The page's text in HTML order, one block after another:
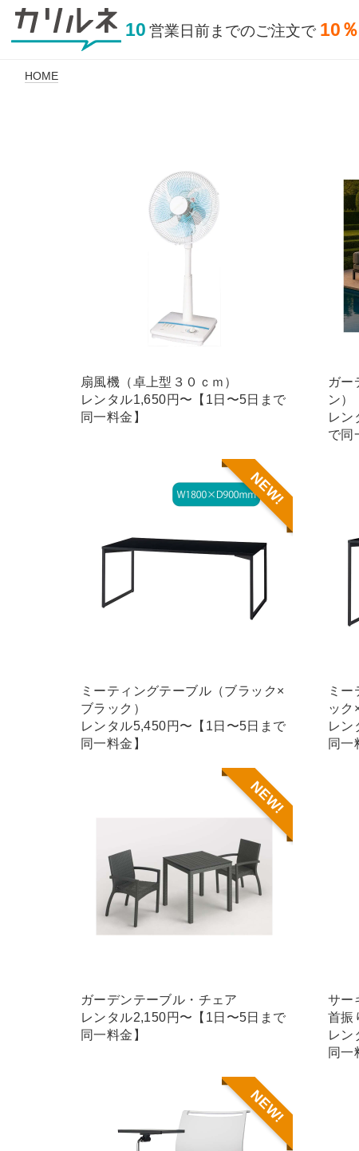
10 営業日前までのご注文で 10
HOME
扇風機（卓上型３０ｃｍ）
レンタル1,650円〜【1日〜5日まで
同一料金】
ガー
ン）
レン
で同
ミーティングテーブル（ブラック×
ブラック）
レンタル5,450円〜【1日〜5日まで
同一料金】
NEW!
ミ
ック
レン
同一
ガーデンテーブル・チェア
レンタル2,150円〜【1日〜5日まで
同一料金】
NEW!
サー
首振
レン
同一
NEW!